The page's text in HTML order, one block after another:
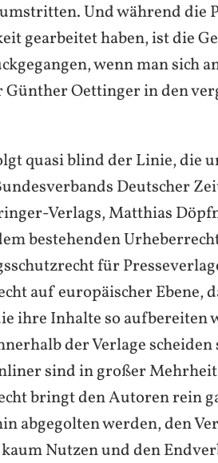
Und während die
gearbeitet haben, ist die
wenn man sich
Oettinger in den
quasi blind der Linie, die
Deutscher
Verlags, Matthias
bestehenden
für
auf europäischer Ebene,
ihre Inhalte so aufbereiten
der Verlage
sind in großer
bringt den Autoren rein
abgegolten werden, den
Nutzen und den